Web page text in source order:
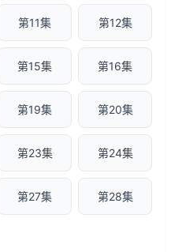
第11集 第12集
第15集 第16集
第19集 第20集
第23集 第24集
第27集 第28集